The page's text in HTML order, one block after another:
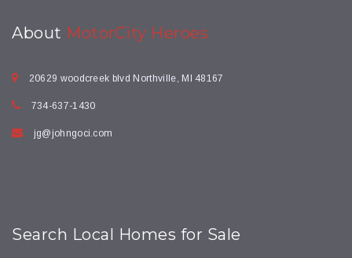
About MotorCity Heroes
20629 woodcreek blvd Northville, MI 48167
734-637-1430
jg@johngoci.com
Search Local Homes for Sale